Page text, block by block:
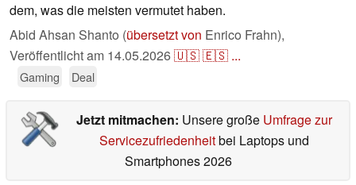
dem, was die meisten vermutet haben.
Abid Ahsan Shanto (übersetzt von Enrico Frahn),
Veröffentlicht am 14.05.2026🇺🇸🇪🇸 ...
Gaming Deal
Jetzt mitmachen: Unsere große Umfrage zur
Servicezufriedenheitbei Laptops und
Smartphones 2026